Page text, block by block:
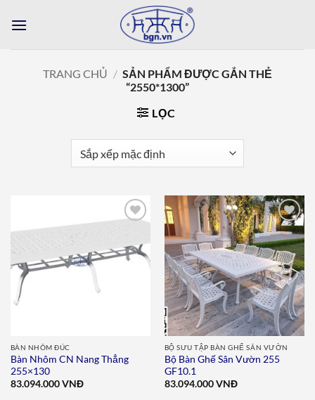
qua
TRANG CHỦ / SẢN PHẨM ĐƯỢC GẮN THẺ
“2550*1300”
LỌC
BÀN NHÔM ĐÚC
Bàn Nhôm CN Nang Thẳng
255×130
83.094.000VNĐ
Add to
wishlist
BỘ SƯU TẬP BÀN GHẾ SÂN VƯỜN
Bộ Bàn Ghế Sân Vườn 255
GF10.1
83.094.000VNĐ